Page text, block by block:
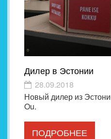
Дилер в Эстонии
28.09.2018
Новый дилер из
Ou.
ПОДРОБНЕЕ